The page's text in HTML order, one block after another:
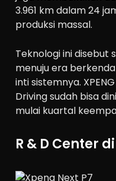
3.961 km dalam 24
produksi massal.
Teknologi ini disebut
menuju era
inti sistemnya.
Driving sudah bisa
mulai kuartal
R & D Center